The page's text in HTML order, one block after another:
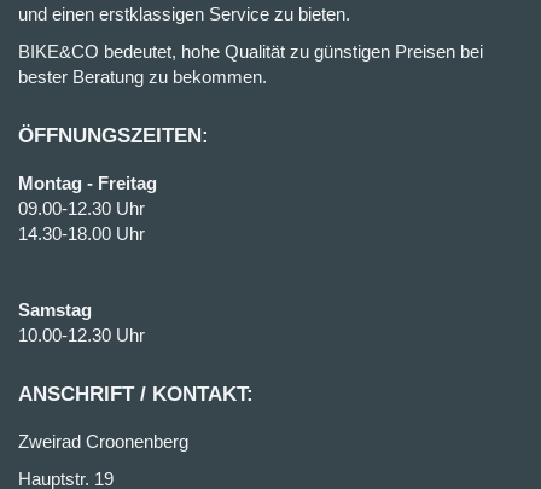
und einen erstklassigen Service zu bieten.
BIKE&CO bedeutet, hohe Qualität zu günstigen Preisen bei
bester Beratung zu bekommen.
ÖFFNUNGSZEITEN:
Montag - Freitag
09.00-12.30 Uhr
14.30-18.00 Uhr
Samstag
10.00-12.30 Uhr
ANSCHRIFT / KONTAKT:
Zweirad Croonenberg
Hauptstr. 19